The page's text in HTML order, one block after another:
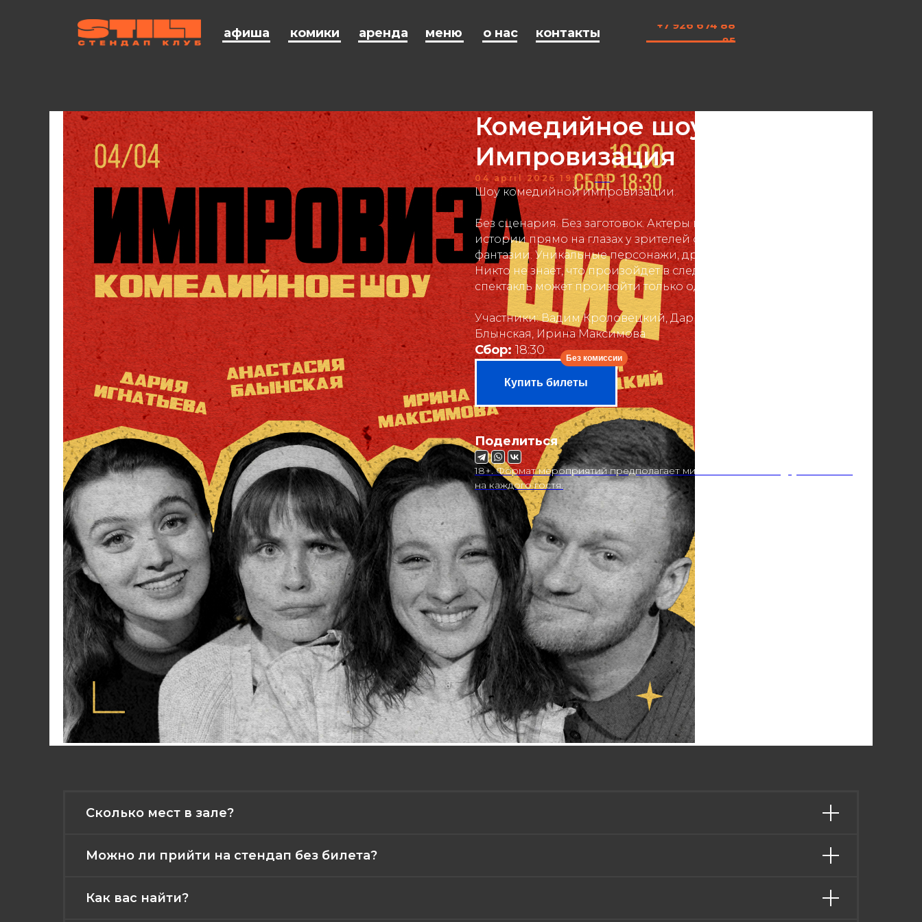
+7 926 674 88
85
аренда
афиша комики меню контакты
о нас
Комедийное шоу.
Импровизация
04 april 2026 19:00 СБ
Шоу комедийной импровизации.
Без сценария. Без заготовок. Актеры выходят на сцену и создают
истории прямо на глазах у зрителей с помощью юмора и
фантазии. Уникальные персонажи, драматургия и отыгрыши.
Никто не знает, что произойдет в следующую минуту. Такой
спектакль может произойти только один раз.
Участники: Вадим Кроловецкий, Дария Игнатьева, Анастасия
Блынская, Ирина Максимова
Сбор:18:30
Купить билеты
Поделиться
18+. Формат мероприятий предполагает минимальный заказ двух напитков
на каждого гостя.
Сколько мест в зале?
Можно ли прийти на стендап без билета?
Как вас найти?